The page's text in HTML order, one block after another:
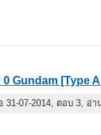
0 Gundam [Type
31-07-2014, ตอบ 3, อ่า